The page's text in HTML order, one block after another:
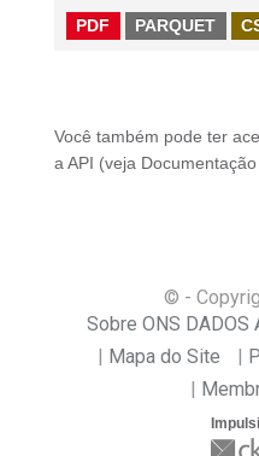
PDF PARQUET
Você também pode ter
a API (veja Documentação
© -
Sobre ONS DADOS
Mapa do Site